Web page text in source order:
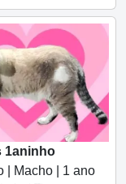
1aninho
| Macho | 1 ano